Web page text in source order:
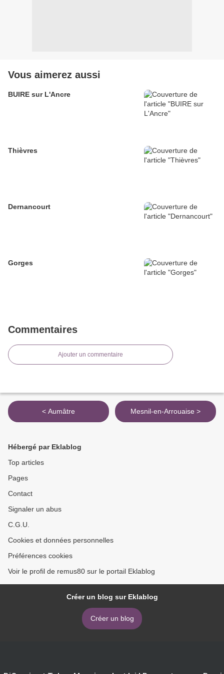
Vous aimerez aussi
BUIRE sur L'Ancre
Thièvres
Dernancourt
Gorges
Commentaires
Ajouter un commentaire
< Aumâtre Mesnil-en-Arrouaise >
Hébergé par Eklablog
Top articles
Pages
Contact
Signaler un abus
C.G.U.
Cookies et données personnelles
Préférences cookies
Voir le profil de remus80 sur le portail Eklablog
Créer un blog sur Eklablog
Créer un blog